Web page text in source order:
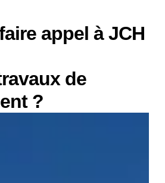
appel à JCH
de
?